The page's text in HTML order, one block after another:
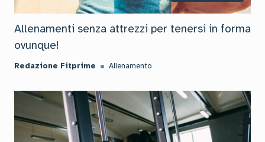
Allenamenti senza attrezzi per tenersi in forma
ovunque!
Redazione Fitprime Allenamento